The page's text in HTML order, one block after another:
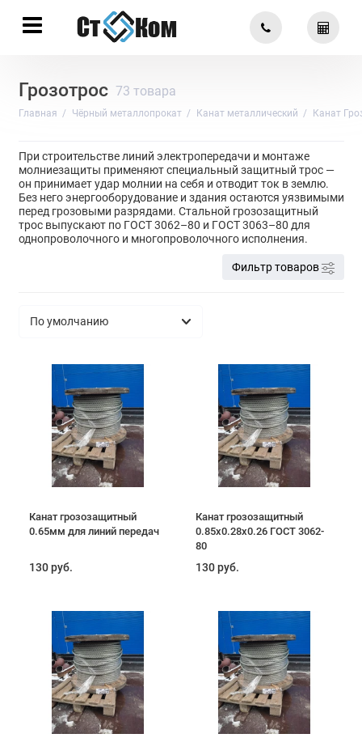
Грозотрос 73 товара
Главная Чёрный металлопрокат Канат металлический Канат
При строительстве линий электропередачи и монтаже
молниезащиты применяют специальный защитный трос —
он принимает удар молнии на себя и отводит ток в землю.
Без него энергооборудование и здания остаются уязвимыми
перед грозовыми разрядами. Стальной грозозащитный
трос выпускают по ГОСТ 3062–80 и ГОСТ 3063–80 для
однопроволочного и многопроволочного исполнения.
Фильтр товаров
Канат грозозащитный
0.65мм для линий передач
130 руб.
Канат грозозащитный
0.85х0.28х0.26 ГОСТ 3062-
80
130 руб.